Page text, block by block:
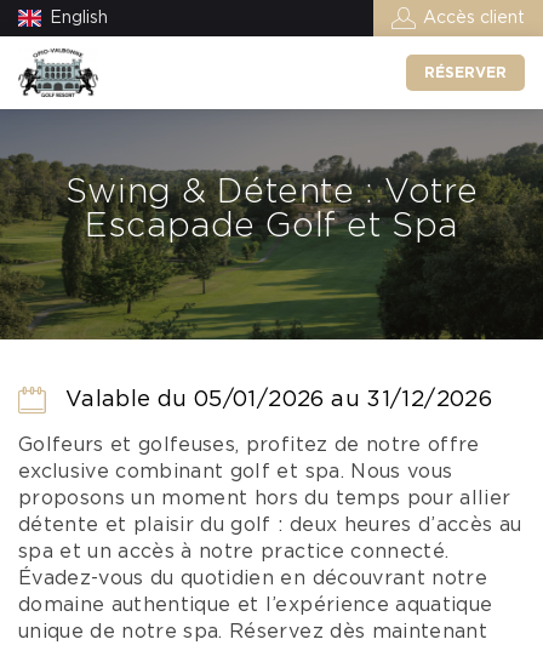
English Accès client
RÉSERVER
Swing & Détente : Votre
Escapade Golf et Spa
Valable du 05/01/2026 au 31/12/2026
Golfeurs et golfeuses, profitez de notre offre
exclusive combinant golf et spa. Nous vous
proposons un moment hors du temps pour allier
détente et plaisir du golf : deux heures d’accès au
spa et un accès à notre practice connecté.
Évadez-vous du quotidien en découvrant notre
domaine authentique et l’expérience aquatique
unique de notre spa. Réservez dès maintenant